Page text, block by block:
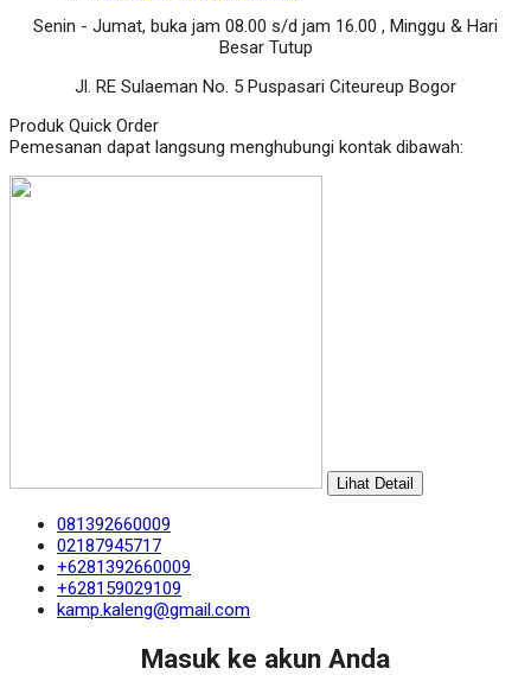
Senin - Jumat, buka jam 08.00 s/d jam 16.00 , Minggu & Hari
Besar Tutup
Jl. RE Sulaeman No. 5 Puspasari Citeureup Bogor
Produk Quick Order
Pemesanan dapat langsung menghubungi kontak dibawah:
Lihat Detail
081392660009
02187945717
+6281392660009
+628159029109
kamp.kaleng@gmail.com
Masuk ke akun Anda